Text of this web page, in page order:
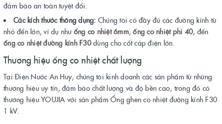
đảm bảo an toàn tuyệt đối.
Các kích thước thông dụng: Chúng tôi có đầy đủ các đường kính từ
nhỏ đến lớn, ví dụ nhưống co nhiệt 6mm,ống co nhiệt phi 40, đến
ống co nhiệt đường kính F30dùng cho cốt cáp điện lớn.
Thương hiệu ống co nhiệt chất lượng
Tại Điện Nước An Huy, chúng tôi kinh doanh các sản phẩm từ những
thương hiệu uy tín, đảm bảo chất lượng và độ bền cao, trong đó có
thương hiệu YOUJIA với sản phẩm Ống ghen co nhiệt đường kính F30
1 kV.